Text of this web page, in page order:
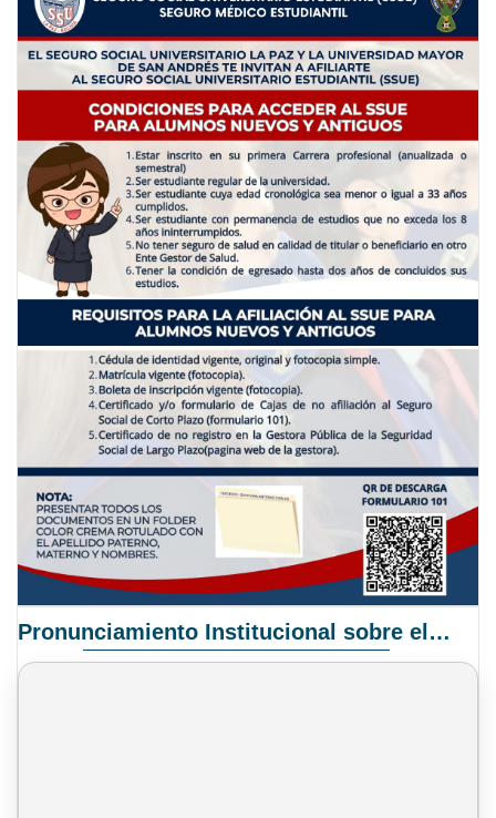
Pronunciamiento Institucional sobre el Proyecto de Ley N° 068/2025-2026 C.S.